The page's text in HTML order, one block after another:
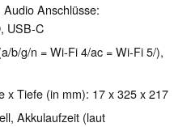
Anschlüsse:
USB-C
b/g/n = Wi-Fi 4/ac = Wi-Fi 5/),
x Tiefe (in mm): 17 x 325 x 217
Akkulaufzeit (laut